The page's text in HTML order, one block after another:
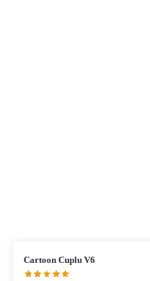
Cartoon Cuplu V6